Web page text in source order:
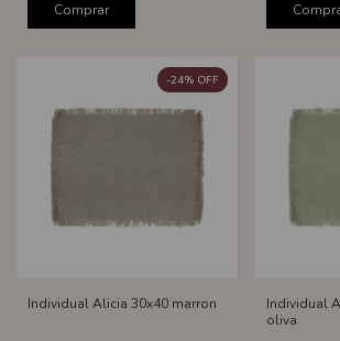
Comprar
Individual Alicia 30x40 marron
-24% OFF
Individual
oliva